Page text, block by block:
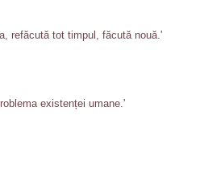
refăcută tot timpul, făcută nouă.'
existenței umane.'